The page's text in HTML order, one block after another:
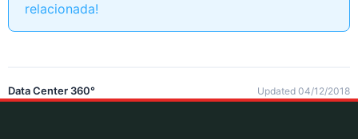
relacionada!
Data Center 360° Updated 04/12/2018